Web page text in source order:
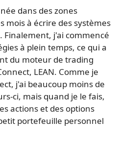
dans des zones
mois à écrire des systèmes
j'ai commencé
à plein temps, ce qui a
du moteur de trading
LEAN. Comme je
j'ai beaucoup moins de
ci, mais quand je le fais,
actions et des options
portefeuille personnel